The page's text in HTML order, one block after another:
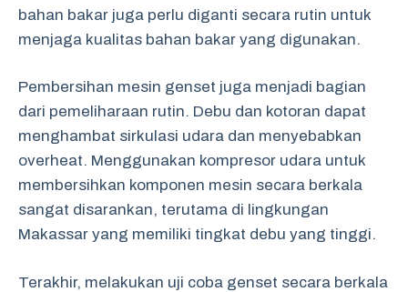
bahan bakar juga perlu diganti secara rutin untuk
menjaga kualitas bahan bakar yang digunakan.
Pembersihan mesin genset juga menjadi bagian
dari pemeliharaan rutin. Debu dan kotoran dapat
menghambat sirkulasi udara dan menyebabkan
overheat. Menggunakan kompresor udara untuk
membersihkan komponen mesin secara berkala
sangat disarankan, terutama di lingkungan
Makassar yang memiliki tingkat debu yang tinggi.
Terakhir, melakukan uji coba genset secara berkala